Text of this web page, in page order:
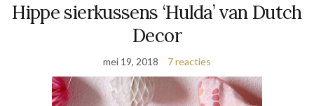
Hippe sierkussens ‘Hulda’ van Dutch
Decor
mei 19, 2018 7 reacties